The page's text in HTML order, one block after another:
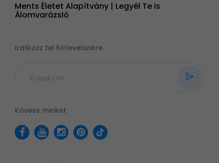
Ments Életet Alapítvány | Legyél Te is
Álomvarázsló
Iratkozz fel hírlevelünkre
Kövess minket